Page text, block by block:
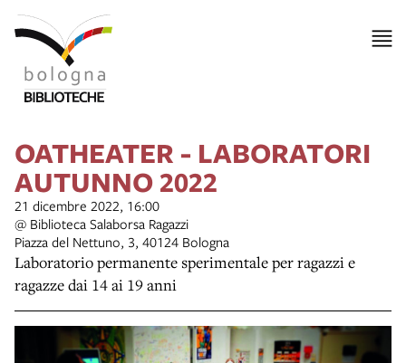
OATHEATER - LABORATORI
AUTUNNO 2022
21 dicembre 2022, 16:00
@ Biblioteca Salaborsa Ragazzi
Piazza del Nettuno, 3, 40124 Bologna
Laboratorio permanente sperimentale per ragazzi e
ragazze dai 14 ai 19 anni